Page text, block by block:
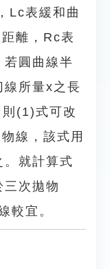
Lc表緩和曲
離，Rc表
若圓曲線半
線所量x之長
(1)式可改
線，該式用
。就計算式
次拋物
較宜。